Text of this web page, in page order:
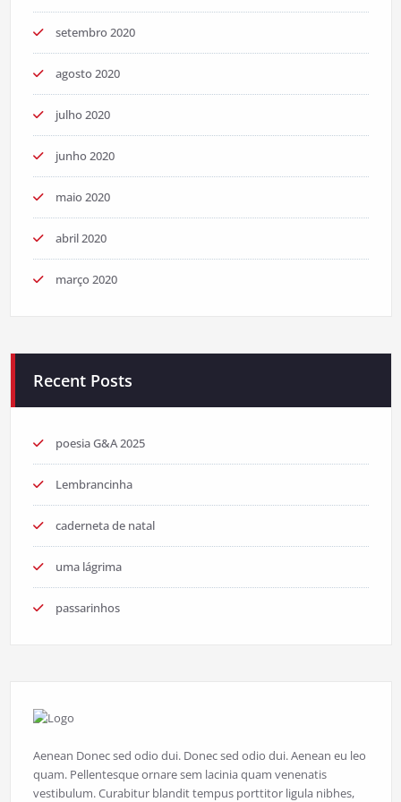
setembro 2020
agosto 2020
julho 2020
junho 2020
maio 2020
abril 2020
março 2020
Recent Posts
poesia G&A 2025
Lembrancinha
caderneta de natal
uma lágrima
passarinhos
Aenean Donec sed odio dui. Donec sed odio dui. Aenean eu leo
quam. Pellentesque ornare sem lacinia quam venenatis
vestibulum. Curabitur blandit tempus porttitor ligula nibhes,